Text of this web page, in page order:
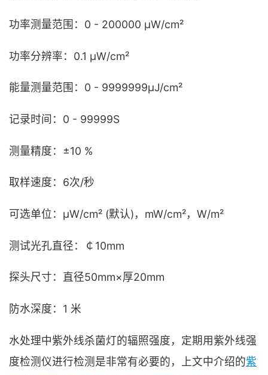
功率测量范围：0 - 200000 μW/cm²
功率分辨率：0.1 μW/cm²
能量测量范围：0 - 9999999μJ/cm²
记录时间：0 - 99999S
测量精度：±10 %
取样速度：6次/秒
可选单位：μW/cm² (默认)，mW/cm²，W/m²
测试光孔直径：￠10mm
探头尺寸：直径50mm×厚20mm
防水深度：1 米
水处理中紫外线杀菌灯的辐照强度，定期用紫外线强
度检测仪进行检测是非常有必要的，上文中介绍的紫